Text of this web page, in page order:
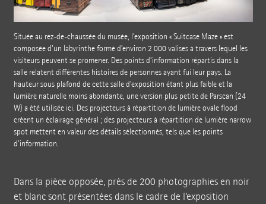
Située au rez-de-chaussée du musée, l’exposition « Suitcase Maze » est
composée d’un labyrinthe formé d’environ 2 000 valises à travers lequel les
visiteurs peuvent se promener. Des points d’information répartis dans la
salle relatent différentes histoires de personnes ayant fui leur pays. La
hauteur sous plafond de cette salle d’exposition étant plus faible et la
lumière naturelle moins abondante, une version plus petite de Parscan (24
W) a été utilisée ici. Des projecteurs à répartition de lumière ovale flood
créent un éclairage général ; des projecteurs à répartition de lumière narrow
spot mettent en valeur des détails sélectionnés, tels que les points
d’information.
Dans la pièce opposée, près de 200 photographies en noir
et blanc sont présentées dans le cadre de l’exposition